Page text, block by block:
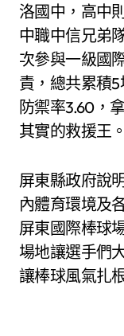
洛國中，高中
中職中信兄弟
次參與一級國
責，總共累積
防禦率3.60，
其實的救援王。
屏東縣政府說
內體育環境及
屏東國際棒球
場地讓選手們
讓棒球風氣扎